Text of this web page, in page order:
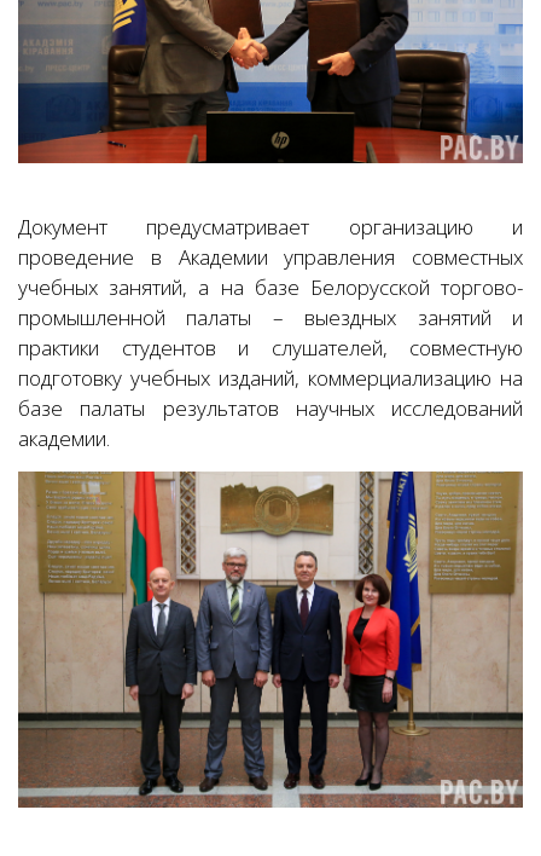
Документ предусматривает организацию и
проведение в Академии управления совместных
учебных занятий, а на базе Белорусской торгово-
промышленной палаты – выездных занятий и
практики студентов и слушателей, совместную
подготовку учебных изданий, коммерциализацию на
базе палаты результатов научных исследований
академии.